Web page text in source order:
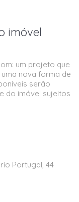
imóvel
um projeto que
nova forma de
serão
do imóvel sujeitos
Portugal, 44